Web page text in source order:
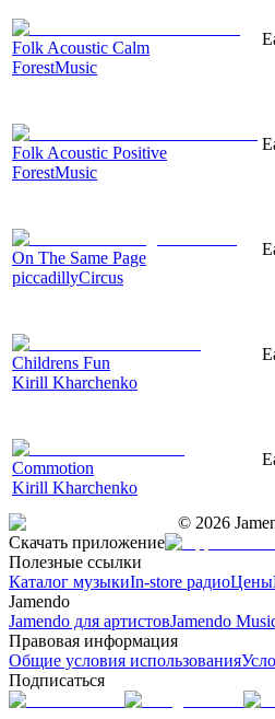
Folk Acoustic Calm
ForestMusic
Folk Acoustic Positive
ForestMusic
On The Same Page
piccadillyCircus
Childrens Fun
Kirill Kharchenko
Commotion
Kirill Kharchenko
© 2026
Скачать приложение
Полезные ссылки
Каталог музыкиIn-store радиоЦены
Jamendo
Jamendo для артистовJamendo
Правовая информация
Общие условия использования
Подписаться